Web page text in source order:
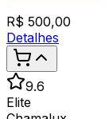
R$ 500,00
Detalhes
9.6
Elite